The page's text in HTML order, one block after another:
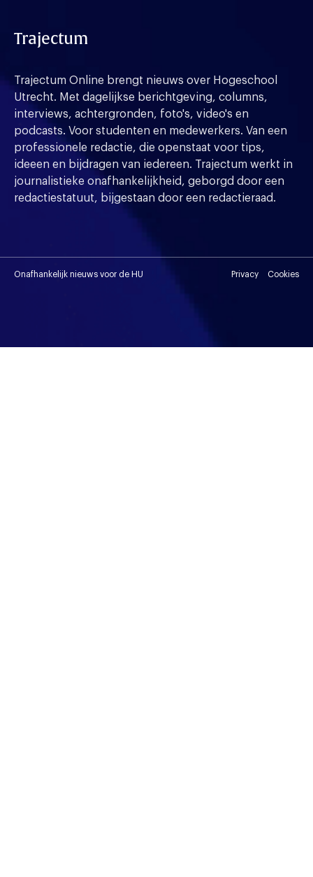
Trajectum
Trajectum Online brengt nieuws over Hogeschool
Utrecht. Met dagelijkse berichtgeving, columns,
interviews, achtergronden, foto's, video's en
podcasts. Voor studenten en medewerkers. Van een
professionele redactie, die openstaat voor tips,
ideeen en bijdragen van iedereen. Trajectum werkt in
journalistieke onafhankelijkheid, geborgd door een
redactiestatuut, bijgestaan door een redactieraad.
Onafhankelijk nieuws voor de HU Privacy Cookies